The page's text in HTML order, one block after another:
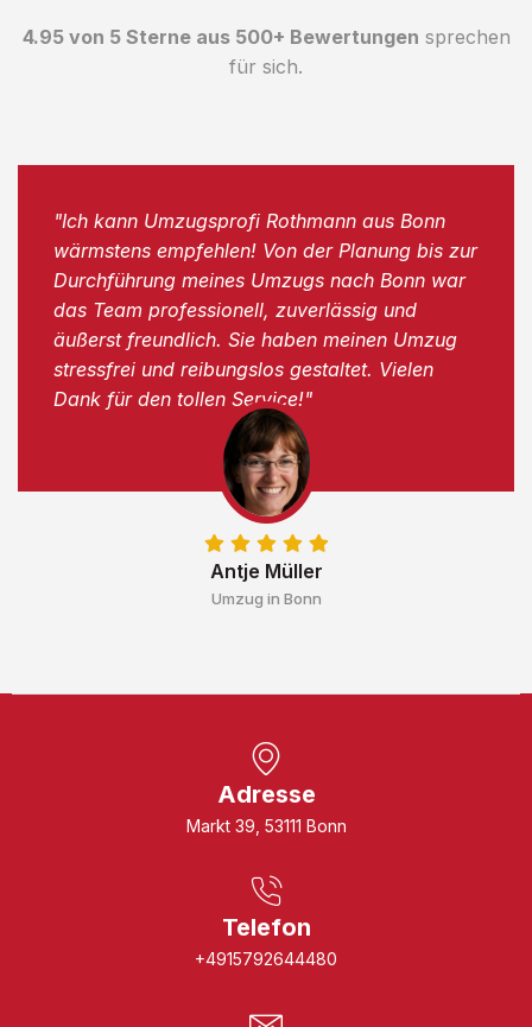
4.95 von 5 Sterne aus 500+ Bewertungen sprechen
für sich.
Antje Müller
Umzug in Bonn
"Ich kann Umzugsprofi Rothmann aus Bonn
wärmstens empfehlen! Von der Planung bis zur
Durchführung meines Umzugs nach Bonn war
das Team professionell, zuverlässig und
äußerst freundlich. Sie haben meinen Umzug
stressfrei und reibungslos gestaltet. Vielen
Dank für den tollen Service!"
Adresse
Markt 39, 53111 Bonn
Telefon
+4915792644480